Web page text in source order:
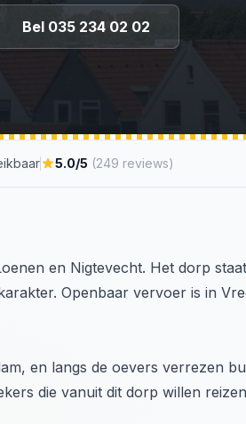
Bel 035 234 02 02
5.0/5 (249 reviews)
en Nigtevecht. Het dorp
Openbaar vervoer is in
en langs de oevers verrezen
die vanuit dit dorp willen